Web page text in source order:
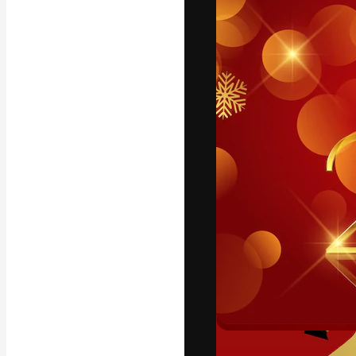
La
migliori lavori.
creativi,
Italiano
Copyright © 2010-